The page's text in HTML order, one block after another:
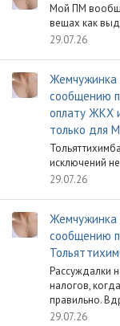
Мой ПМ
вещах как
29.07.26
Жемчужинка
сообщению
оплату ЖКХ
только для
исключений
29.07.26
Жемчужинка
сообщению
Рассуждалки
налогов,
правильно.
29.07.26